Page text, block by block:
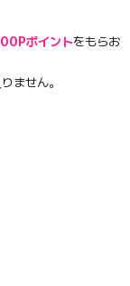
ポイントをもらお
ません。